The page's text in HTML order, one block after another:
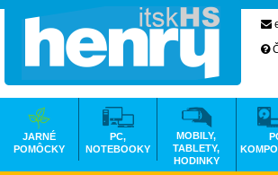
JARNÉ
POMÔCKY
PC,
NOTEBOOKY
MOBILY,
TABLETY,
HODINKY